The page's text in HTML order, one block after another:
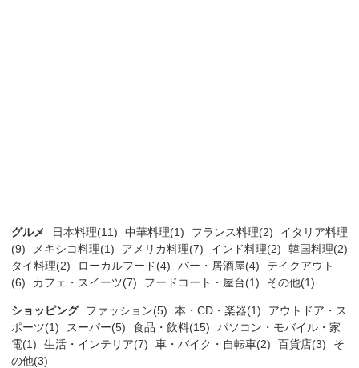
グルメ 日本料理(11) 中華料理(1) フランス料理(2)
イタリア料理
(9)
メキシコ料理(1) アメリカ料理(7) インド料理(2)
韓国料理(2)
タイ料理(2)
ローカルフード(4) バー・居酒屋(4)
テイクアウト
(6)
カフェ・スイーツ(7) フードコート・屋台(1) その他(1)
ショッピング ファッション(5) 本・CD・楽器(1)
アウトドア・ス
ポーツ(1)
スーパー(5) 食品・飲料(15)
パソコン・モバイル・家
電(1)
生活・インテリア(7) 車・バイク・自転車(2) 百貨店(3)
そ
の他(3)